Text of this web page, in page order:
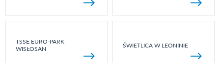
TSSE EURO-PARK
WISŁOSAN
ŚWIETLICA W LEONINIE